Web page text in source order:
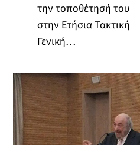
την τοποθέτησή του
στην Ετήσια Τακτική
Γενική…